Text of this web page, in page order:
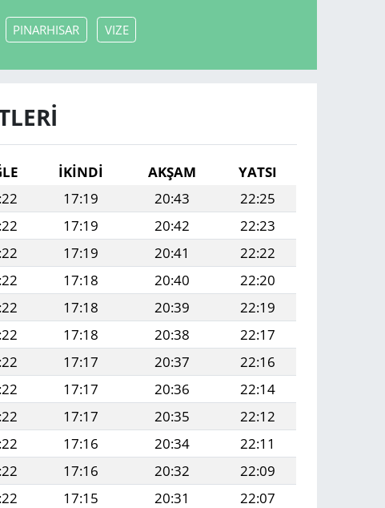
PINARHISAR VIZE
İKINDI AKŞAM
YATSI
17:19 20:43
22:25
17:19 20:42
22:23
17:19 20:41
22:22
17:18 20:40
22:20
17:18 20:39
22:19
17:18 20:38
22:17
17:17 20:37
22:16
17:17 20:36
22:14
17:17 20:35
22:12
17:16 20:34
22:11
17:16 20:32
22:09
17:15 20:31
22:07